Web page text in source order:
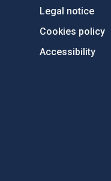
Legal notice
Cookies policy
Accessibility